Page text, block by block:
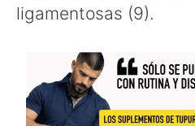
ligamentosas (9).